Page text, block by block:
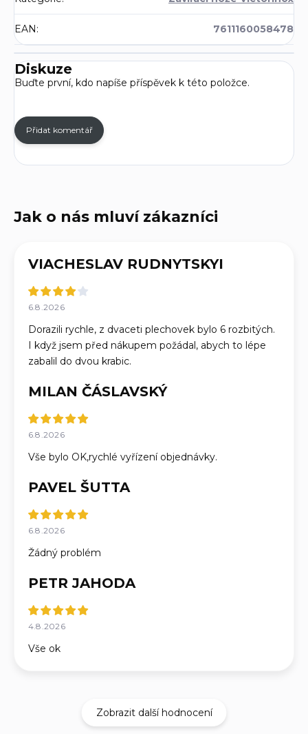
EAN: 7611160058478
Diskuze
Buďte první, kdo napíše příspěvek k této položce.
Přidat komentář
VIACHESLAV RUDNYTSKYI
6.8.2026
Dorazili rychle, z dvaceti plechovek bylo 6 rozbitých.
I když jsem před nákupem požádal, abych to lépe
zabalil do dvou krabic.
MILAN ČÁSLAVSKÝ
6.8.2026
Vše bylo OK,rychlé vyřízení objednávky.
PAVEL ŠUTTA
6.8.2026
Žádný problém
PETR JAHODA
4.8.2026
Vše ok
Zobrazit další hodnocení